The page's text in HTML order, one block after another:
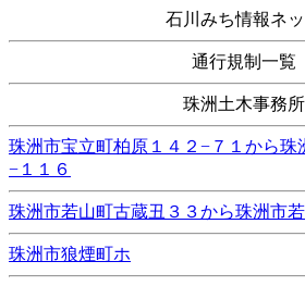
石川みち情報ネッ
通行規制一覧
珠洲土木事務所
珠洲市宝立町柏原１４２−７１から珠
−１１６
珠洲市若山町古蔵丑３３から珠洲市
珠洲市狼煙町ホ